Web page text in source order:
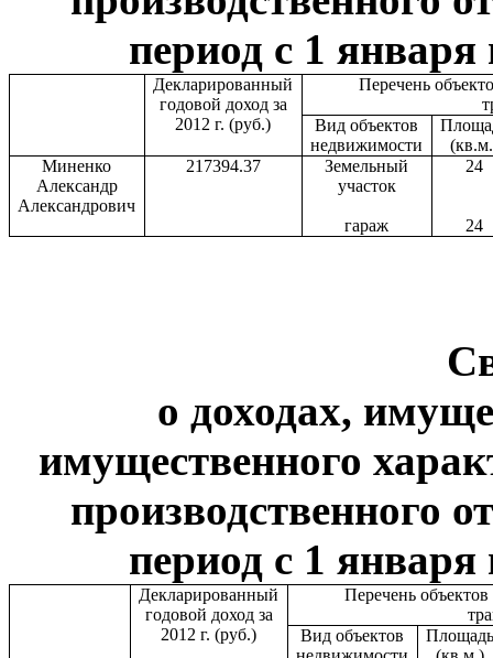
период с 1 января
Декларированный
годовой доход за
2012 г. (руб.)
Перечень
Вид объектов
недвижимости
Миненко
Александр
Александрович
217394.37
Земельный
участок
гараж
24
24
о доходах,
имущественного
производственного
период с 1 января
Декларированный
годовой доход за
2012 г. (руб.)
Перечень
Вид объектов